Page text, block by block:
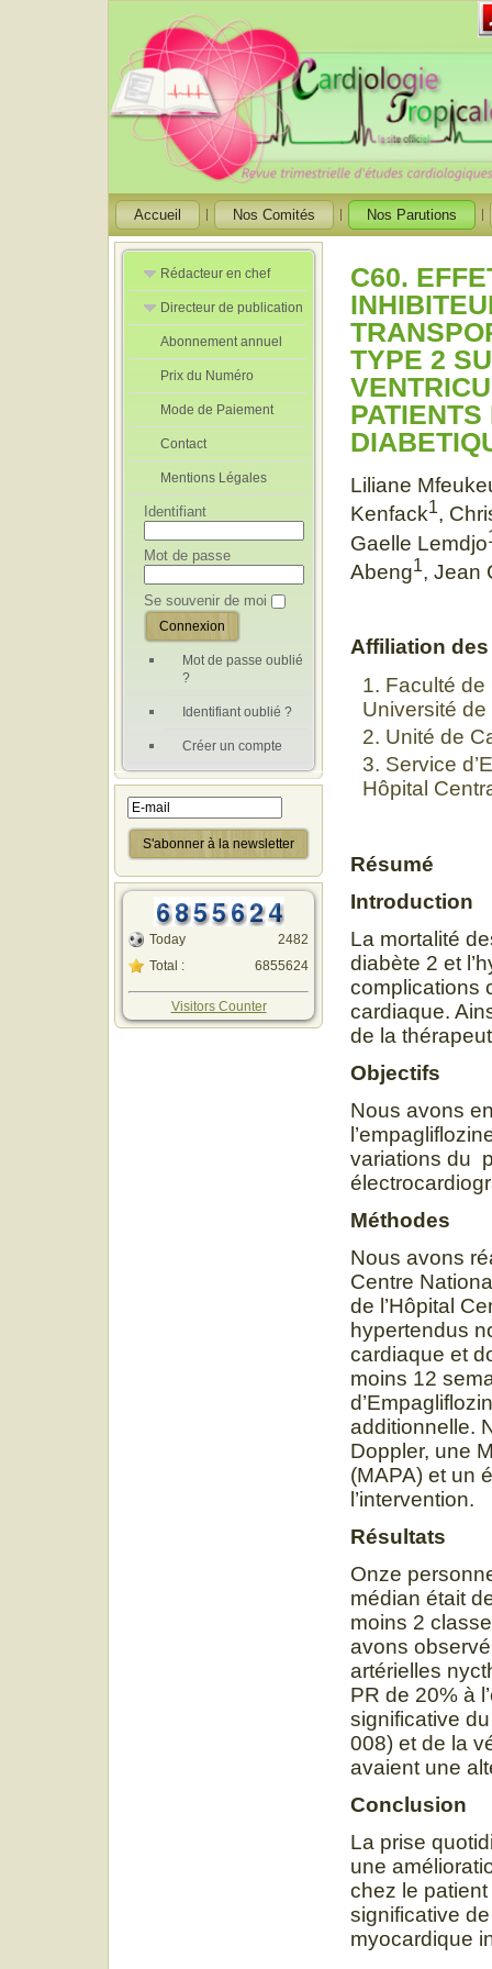
Accueil Nos Comités Nos Parutions
Rédacteur en chef
Rédacteurs en
Chef Adjoint
Directeur de publication
Directeur de
publication
adjoint
Abonnement annuel
Prix du Numéro
Mode de Paiement
Contact
Mentions Légales
Identifiant
Mot de passe
Se souvenir de moi
Mot de passe oublié
?
Identifiant oublié ?
Créer un compte
Today
Total :
2482
6855624
Visitors Counter
C60.
TYPE 2
Liliane
Kenfack1,
Gaelle Lemdjo
Abeng1, Jean
Affiliation
Faculté
Université
Unité de
Service
Hôpital
Résumé
Introduction
La mortalité
diabète 2 et
complications
cardiaque.
de la
Objectifs
Nous avons
variations du
Méthodes
Nous avons
Centre
de l’Hôpital
hypertendus
cardiaque et
moins 12
additionnelle.
Doppler, une
(MAPA) et un
l’intervention.
Résultats
Onze
médian était
moins 2
avons
artérielles
PR de 20% à
significative
008) et de la
avaient une
Conclusion
La prise
une
chez le
significative
myocardique